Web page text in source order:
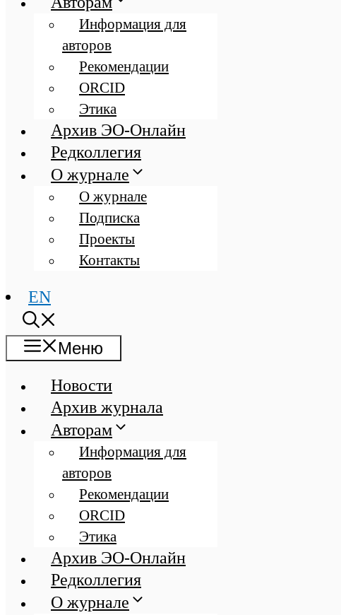
Информация для
авторов
Рекомендации
ORCID
Этика
Архив ЭО-Онлайн
Редколлегия
О журнале
О журнале
Подписка
Проекты
Контакты
EN
Меню
Новости
Архив журнала
Авторам
Информация для
авторов
Рекомендации
ORCID
Этика
Архив ЭО-Онлайн
Редколлегия
О журнале